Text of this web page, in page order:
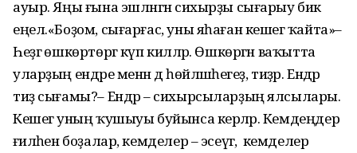
ауыр. Яңы ғына эшләнгән сихырҙы сығарыу бик
еңел.«Боҙом, сығарғас, уны яһаған кешегә ҡайта»–
Һеҙгә өшкөртөргә күп киләләр. Өшкөргән ваҡытта
уларҙың ендәре менән дә һөйләшәһегеҙ, тиҙәр. Ендәр
тиҙ сығамы?– Ендәр – сихырсыларҙың ялсылары.
Кешегә уның ҡушыуы буйынса керәләр. Кемдеңдер
ғәиләһен боҙалар, кемделер – эсеүгә, ә кемделер